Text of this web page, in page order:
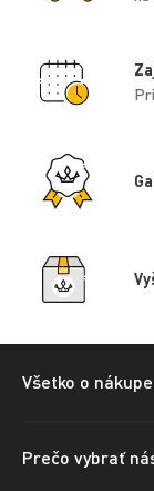
Všetko o nákupe
Prečo vybrať